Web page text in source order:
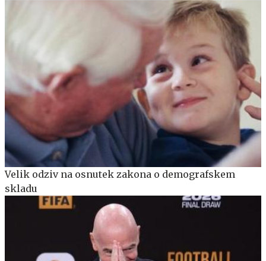
Velik odziv na osnutek zakona o demografskem
skladu